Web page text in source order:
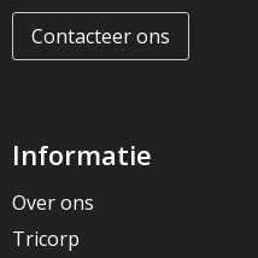
Contacteer ons
Informatie
Over ons
Tricorp